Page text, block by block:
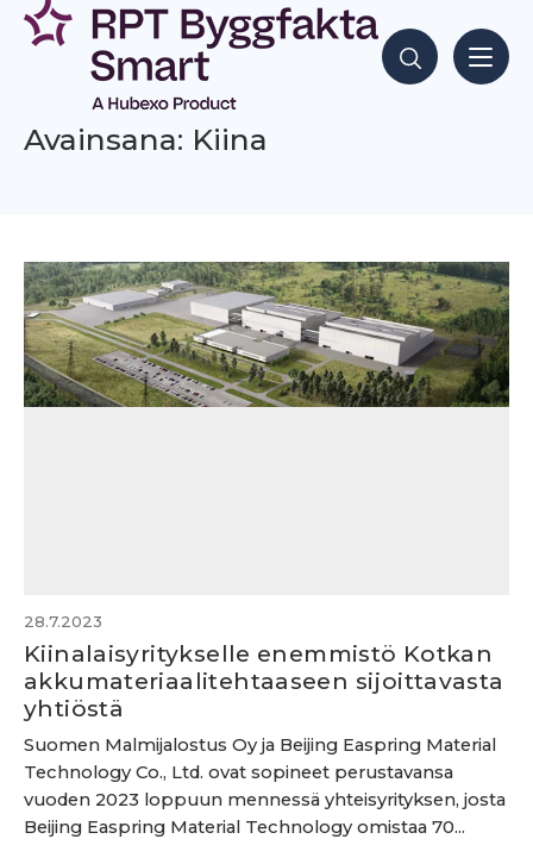
Siirry
sisältöön
Hae sisältöjä
Avainsana: Kiina
28.7.2023
Kiinalaisyritykselle enemmistö Kotkan
akkumateriaalitehtaaseen sijoittavasta
yhtiöstä
Suomen Malmijalostus Oy ja Beijing Easpring Material
Technology Co., Ltd. ovat sopineet perustavansa
vuoden 2023 loppuun mennessä yhteisyrityksen, josta
Beijing Easpring Material Technology omistaa 70...